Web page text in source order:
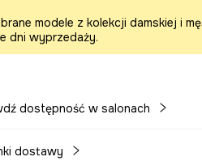
modele z kolekcji damskiej i
dni wyprzedaży.
dostępność w salonach
dostawy